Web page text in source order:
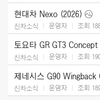
현대차 Nexo (2026)
신차소식 운영자 조회
토요타 GR GT3 Concept
신차소식 운영자 조회
신차소식 운영자 조회